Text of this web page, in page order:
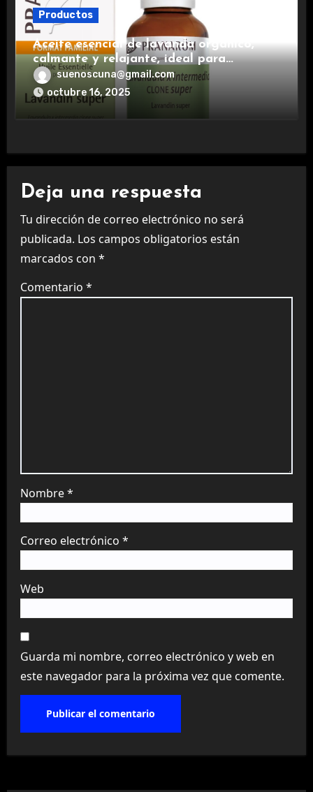
Productos
Aceite esencial de lavanda orgánico,
calmante y relajante, ideal para
aromaterapia.
suenoscuna@gmail.com
octubre 16, 2025
Deja una respuesta
Tu dirección de correo electrónico no será
publicada. Los campos obligatorios están
marcados con *
Comentario *
Nombre*
Correo electrónico *
Web
Guarda mi nombre, correo electrónico y web en
este navegador para la próxima vez que comente.